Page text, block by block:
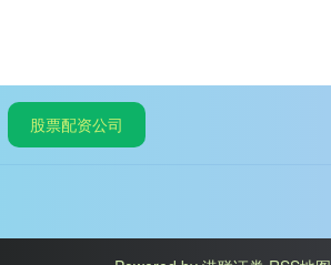
股票配资公司